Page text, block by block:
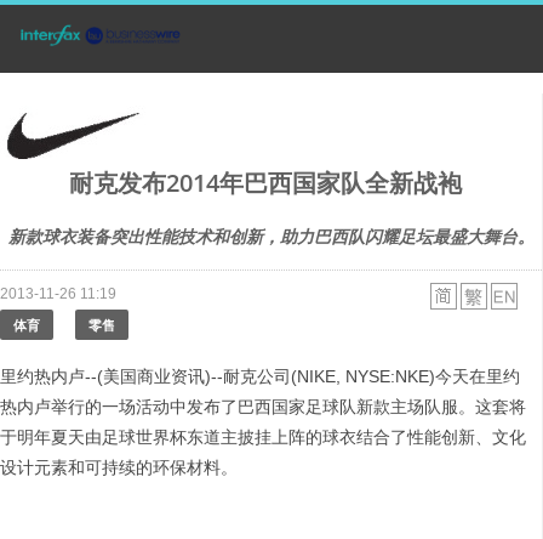
耐克发布2014年巴西国家队全新战袍
新款球衣装备突出性能技术和创新，助力巴西队闪耀足坛最盛大舞台。
2013-11-26 11:19
体育 零售
里约热内卢--(美国商业资讯)--耐克公司(NIKE, NYSE:NKE)今天在里约
热内卢举行的一场活动中发布了巴西国家足球队新款主场队服。这套将
于明年夏天由足球世界杯东道主披挂上阵的球衣结合了性能创新、文化
设计元素和可持续的环保材料。